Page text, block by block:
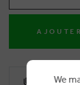
We